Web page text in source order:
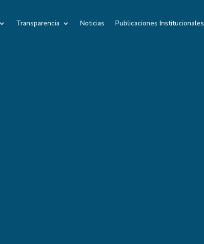
Transparencia Noticias Publicaciones Institucionales